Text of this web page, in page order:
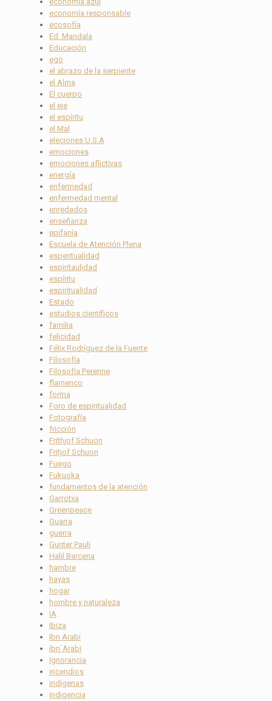
economía responsable
ecosofía
Ed. Mandala
Educación
ego
el abrazo de la serpiente
el Alma
El cuerpo
el eje
el espíritu
el Mal
eleciones U.S.A
emociones
emociones aflictivas
energía
enfermedad
enfermedad mental
enredados
enseñanza
epifanía
Escuela de Atención Plena
esperitualidad
espiritaulidad
espíritu
espiritualidad
Estado
estudios científicos
familia
felicidad
Félix Rodríguez de la Fuente
Filosofía
Filosofía Perenne
flamenco
forma
Foro de espiritualidad
Fotografía
fricción
Frithjof Schuon
Fritjof Schuon
Fuego
Fukuoka
fundamentos de la atención
Garrotxa
Greenpeace
Guarra
guerra
Gunter Pauli
Halil Barcena
hambre
hayas
hogar
hombre y naturaleza
IA
Ibiza
Ibn Arabi
ibn´Arabi
Ignorancia
incendios
indígenas
indigencia